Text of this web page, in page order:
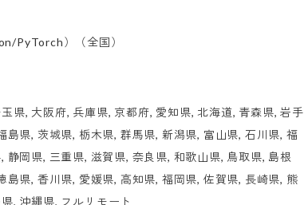
PyTorch）（全国）
県, 大阪府, 兵庫県, 京都府, 愛知県, 北海道, 青森県, 岩手
島県, 茨城県, 栃木県, 群馬県, 新潟県, 富山県, 石川県, 福
静岡県, 三重県, 滋賀県, 奈良県, 和歌山県, 鳥取県, 島根
島県, 香川県, 愛媛県, 高知県, 福岡県, 佐賀県, 長崎県, 熊
, 沖縄県, フルリモート